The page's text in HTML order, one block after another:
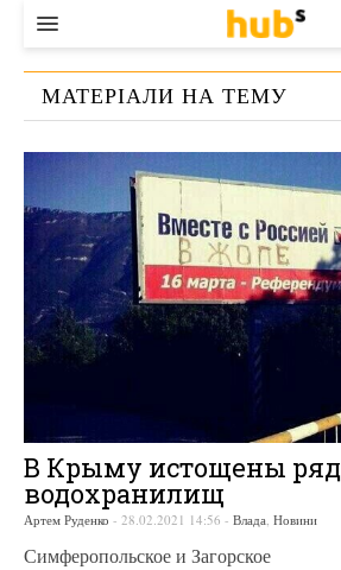
ВЛАДА
ЕКОНОМІКА
СТАРТЕР
КОНТАКТИ
МАТЕРІАЛИ НА ТЕМУ
В Крыму истощены ряд
водохранилищ
Артем Руденко - 28.02.2021 14:56 - Влада Новини
Симферопольское и Загорское